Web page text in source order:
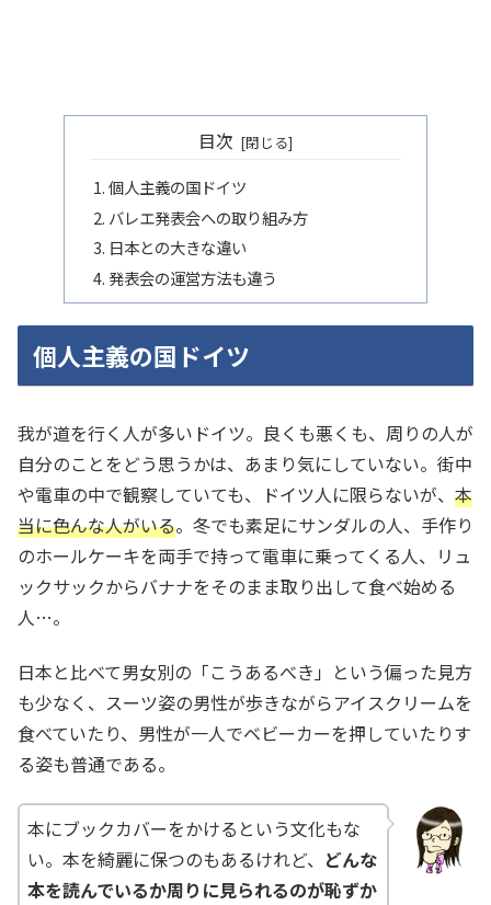
目次
個人主義の国ドイツ
バレエ発表会への取り組み方
日本との大きな違い
発表会の運営方法も違う
個人主義の国ドイツ
我が道を行く人が多いドイツ。良くも悪くも、周りの人が
自分のことをどう思うかは、あまり気にしていない。街中
や電車の中で観察していても、ドイツ人に限らないが、 本
当に色んな人がいる。冬でも素足にサンダルの人、手作り
のホールケーキを両手で持って電車に乗ってくる人、リュ
ックサックからバナナをそのまま取り出して食べ始める
人…。
日本と比べて男女別の「こうあるべき」という偏った見方
も少なく、スーツ姿の男性が歩きながらアイスクリームを
食べていたり、男性が一人でベビーカーを押していたりす
る姿も普通である。
本にブックカバーをかけるという文化もな
い。本を綺麗に保つのもあるけれど、 どんな
本を読んでいるか周りに見られるのが恥ずか